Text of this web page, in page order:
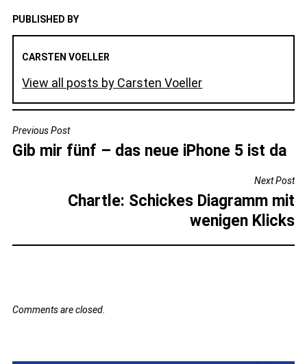
PUBLISHED BY
CARSTEN VOELLER
View all posts by Carsten Voeller
BEITRAGSNAVIGATION
Previous Post
Gib mir fünf – das neue iPhone 5 ist da
Next Post
Chartle: Schickes Diagramm mit
wenigen Klicks
Comments are closed.